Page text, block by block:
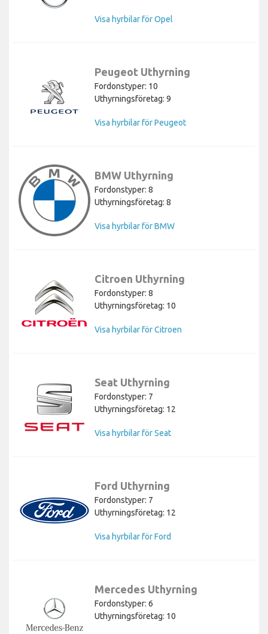
Visa hyrbilar för Opel
Peugeot Uthyrning
Fordonstyper: 10
Uthyrningsföretag: 9
Visa hyrbilar för Peugeot
BMW Uthyrning
Fordonstyper: 8
Uthyrningsföretag: 8
Visa hyrbilar för BMW
Citroen Uthyrning
Fordonstyper: 8
Uthyrningsföretag: 10
Visa hyrbilar för Citroen
Seat Uthyrning
Fordonstyper: 7
Uthyrningsföretag: 12
Visa hyrbilar för Seat
Ford Uthyrning
Fordonstyper: 7
Uthyrningsföretag: 12
Visa hyrbilar för Ford
Mercedes Uthyrning
Fordonstyper: 6
Uthyrningsföretag: 10